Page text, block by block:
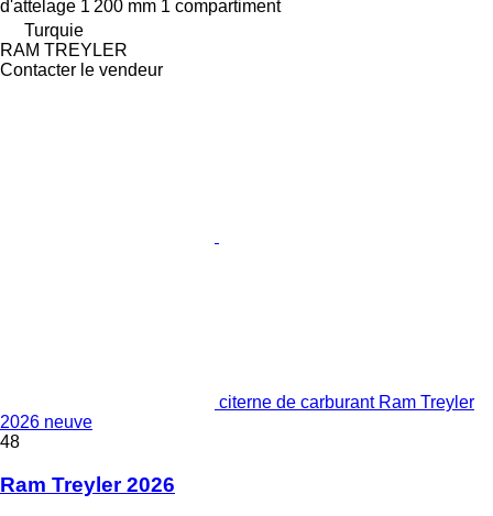
d'attelage 1 200 mm 1 compartiment
Turquie
RAM TREYLER
Contacter le vendeur
citerne de carburant Ram Treyler
2026 neuve
48
Ram Treyler 2026